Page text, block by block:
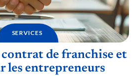
SERVICES
contrat de franchise et
les entrepreneurs